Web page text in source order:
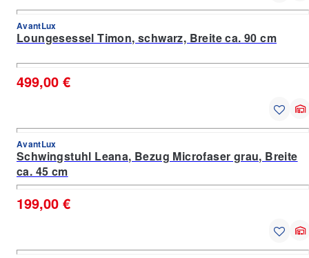
AvantLux
Loungesessel Timon, schwarz, Breite ca. 90 cm
499,00 €
AvantLux
Schwingstuhl Leana, Bezug Microfaser grau, Breite
ca. 45 cm
199,00 €